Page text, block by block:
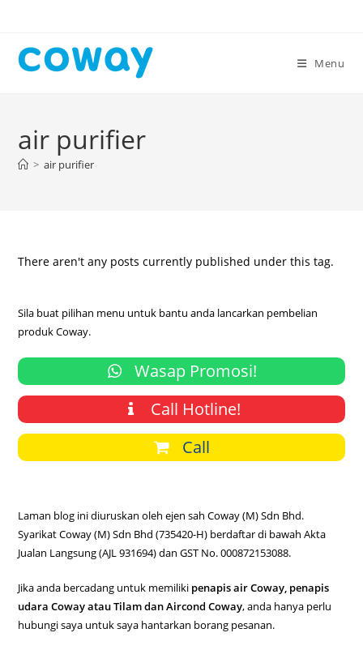
content
Menu
air purifier
> air purifier
There aren't any posts currently published under this tag.
Sila buat pilihan menu untuk bantu anda lancarkan pembelian
produk Coway.
Wasap Promosi!
Call Hotline!
Call
Laman blog ini diuruskan oleh ejen sah Coway (M) Sdn Bhd.
Syarikat Coway (M) Sdn Bhd (735420-H) berdaftar di bawah Akta
Jualan Langsung (AJL 931694) dan GST No. 000872153088.
Jika anda bercadang untuk memiliki penapis air Coway, penapis
udara Coway atau Tilam dan Aircond Coway, anda hanya perlu
hubungi saya untuk saya hantarkan borang pesanan.